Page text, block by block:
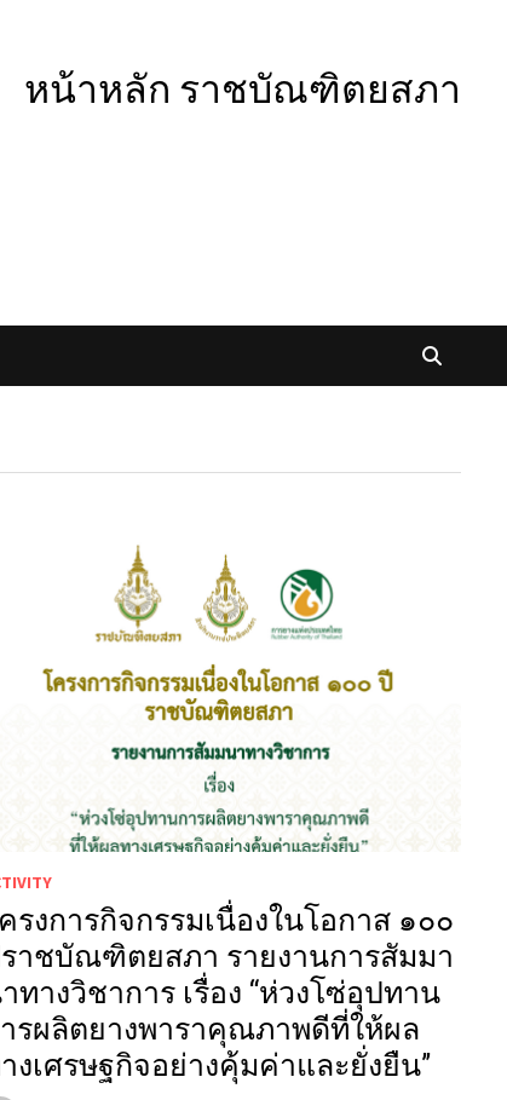
หน้าหลัก ราชบัณฑิตยสภา
รงการกิจกรรมเนื่องในโอกาส ๑๐๐
าชบัณฑิตยสภา รายงานการสัมมา
ทางวิชาการ เรื่อง “ห่วงโซ่อุปทาน
รผลิตยางพาราคุณภาพดีที่ให้ผล
งเศรษฐกิจอย่างคุ้มค่าและยั่งยืน”